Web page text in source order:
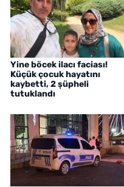
Yine böcek ilacı faciası!
Küçük çocuk hayatını
kaybetti, 2 şüpheli
tutuklandı